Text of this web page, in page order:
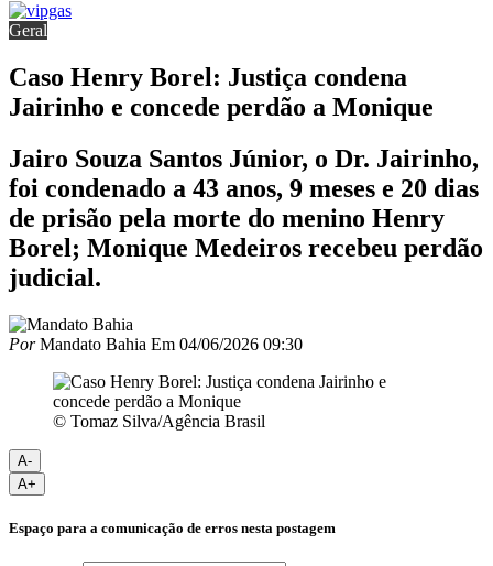
Geral
Caso Henry Borel: Justiça condena
Jairinho e concede perdão a Monique
Jairo Souza Santos Júnior, o Dr. Jairinho,
foi condenado a 43 anos, 9 meses e 20 dias
de prisão pela morte do menino Henry
Borel; Monique Medeiros recebeu perdão
judicial.
PorMandato Bahia Em 04/06/2026 09:30
© Tomaz Silva/Agência Brasil
A-
A+
Espaço para a comunicação de erros nesta postagem